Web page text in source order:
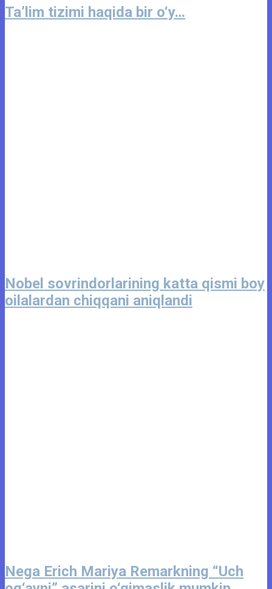
Ta’lim tizimi haqida bir o‘y…
Nobel sovrindorlarining katta qismi boy
oilalardan chiqqani aniqlandi
Nega Erich Mariya Remarkning “Uch